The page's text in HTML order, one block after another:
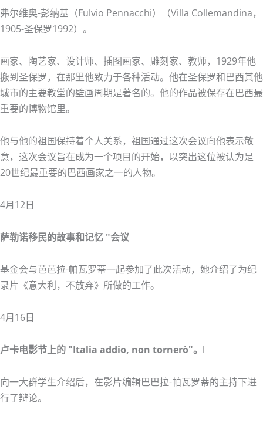
弗尔维奥-彭纳基（Fulvio Pennacchi）（Villa Collemandina，
1905-圣保罗1992）。
画家、陶艺家、设计师、插图画家、雕刻家、教师，1929年他
搬到圣保罗，在那里他致力于各种活动。他在圣保罗和巴西其他
城市的主要教堂的壁画周期是著名的。他的作品被保存在巴西最
重要的博物馆里。
他与他的祖国保持着个人关系，祖国通过这次会议向他表示敬
意，这次会议旨在成为一个项目的开始，以突出这位被认为是
20世纪最重要的巴西画家之一的人物。
4月12日
萨勒诺移民的故事和记忆 "会议
基金会与芭芭拉-帕瓦罗蒂一起参加了此次活动，她介绍了为纪
录片《意大利，不放弃》所做的工作。
4月16日
卢卡电影节上的 "Italia addio, non tornerò"。 l
向一大群学生介绍后，在影片编辑巴巴拉-帕瓦罗蒂的主持下进
行了辩论。